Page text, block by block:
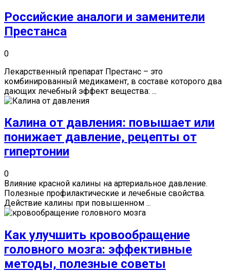
Российские аналоги и заменители
Престанса
0
Лекарственный препарат Престанс – это
комбинированный медикамент, в составе которого два
дающих лечебный эффект вещества: ...
Калина от давления: повышает или
понижает давление, рецепты от
гипертонии
0
Влияние красной калины на артериальное давление.
Полезные профилактические и лечебные свойства.
Действие калины при повышенном ...
Как улучшить кровообращение
головного мозга: эффективные
методы, полезные советы